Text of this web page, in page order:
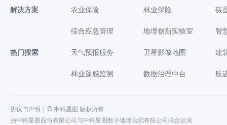
解决方案 农业保险 林业保险 碳
综合应急管理 地理创新实验室 智
热门搜索 天气预报服务 卫星影像地图 建
林业遥感监测 数据治理中台 航
协议与声明 | © 中科星图 版权所有
由中科星图股份有限公司与中科星图数字地球合肥有限公司联合运营